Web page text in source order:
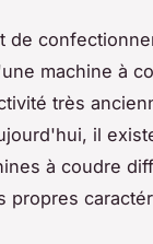
de
machine à
très
il
à coudre
propres